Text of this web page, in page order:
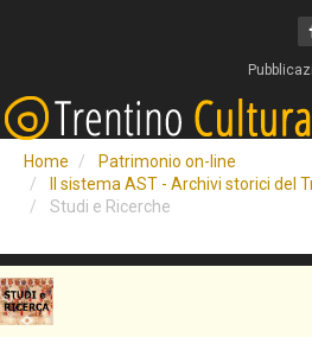
Home
Patrimonio on-line
Il sistema AST - Archivi storici del
Studi e Ricerche